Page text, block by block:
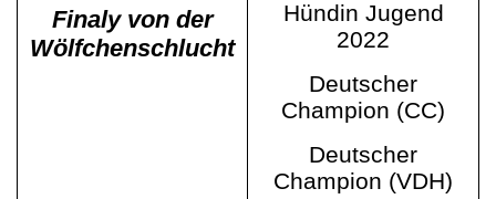
Finaly von der
Wölfchenschlucht
Hündin Jugend
2022
Deutscher
Champion (CC)
Deutscher
Champion (VDH)